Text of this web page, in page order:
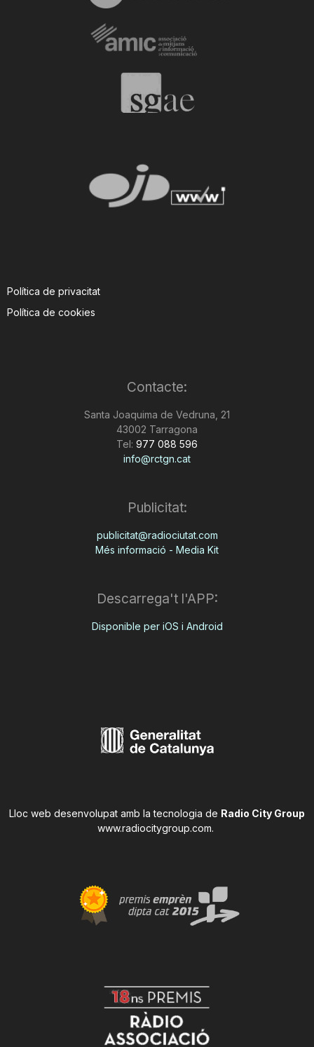
Política de privacitat
Política de cookies
Contacte:
Santa Joaquima de Vedruna, 21
43002 Tarragona
Tel: 977 088 596
info@rctgn.cat
Publicitat:
publicitat@radiociutat.com
Més informació - Media Kit
Descarrega't l'APP:
Disponible per iOS i Android
Lloc web desenvolupat amb la tecnologia de Radio City Group
www.radiocitygroup.com.